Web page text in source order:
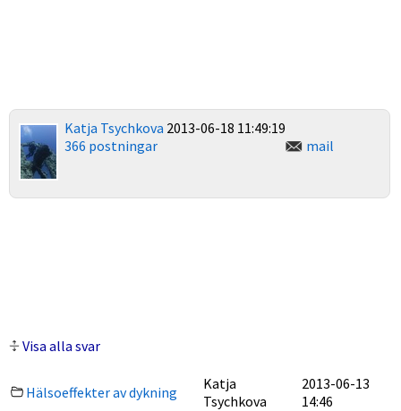
Katja Tsychkova 2013-06-18 11:49:19
366 postningar
mail
Visa alla svar
Hälsoeffekter av dykning
Katja
Tsychkova
2013-06-13
14:46